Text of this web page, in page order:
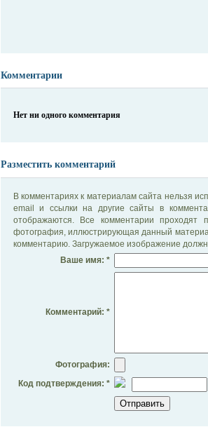
Комментарии
Нет ни одного комментария
Разместить комментарий
В комментариях к материалам сайта нельзя
email и ссылки на другие сайты в
отображаются. Все комментарии проходят
фотография, иллюстрирующая данный
комментарию. Загружаемое изображение
Ваше имя: *
Комментарий: *
Фотография:
Код подтверждения: *